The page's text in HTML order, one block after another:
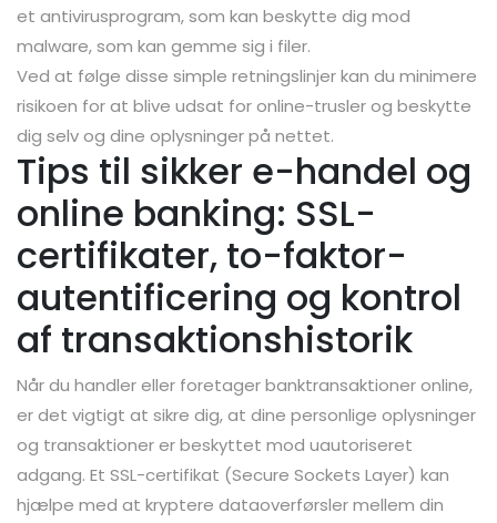
et antivirusprogram, som kan beskytte dig mod
malware, som kan gemme sig i filer.
Ved at følge disse simple retningslinjer kan du minimere
risikoen for at blive udsat for online-trusler og beskytte
dig selv og dine oplysninger på nettet.
Tips til sikker e-handel og
online banking: SSL-
certifikater, to-faktor-
autentificering og kontrol
af transaktionshistorik
Når du handler eller foretager banktransaktioner online,
er det vigtigt at sikre dig, at dine personlige oplysninger
og transaktioner er beskyttet mod uautoriseret
adgang. Et SSL-certifikat (Secure Sockets Layer) kan
hjælpe med at kryptere dataoverførsler mellem din